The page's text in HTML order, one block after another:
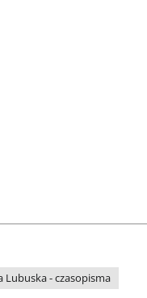
Lubuska - czasopisma